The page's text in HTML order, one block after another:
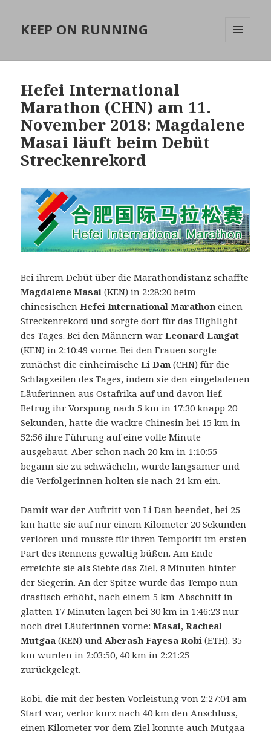
KEEP ON RUNNING
Hefei International
Marathon (CHN) am 11.
November 2018: Magdalene
Masai läuft beim Debüt
Streckenrekord
Bei ihrem Debüt über die Marathondistanz schaffte
Magdalene Masai (KEN) in 2:28:20 beim
chinesischenHefei International Marathon einen
Streckenrekord und sorgte dort für das Highlight
des Tages. Bei den Männern warLeonard Langat
(KEN) in 2:10:49 vorne.Bei den Frauen sorgte
zunächst die einheimische Li Dan (CHN) für die
Schlagzeilen des Tages, indem sie den eingeladenen
Läuferinnen aus Ostafrika auf und davon lief.
Betrug ihr Vorspung nach 5 km in 17:30 knapp 20
Sekunden, hatte die wackre Chinesin bei 15 km in
52:56 ihre Führung auf eine volle Minute
ausgebaut. Aber schon nach 20 km in 1:10:55
begann sie zu schwächeln, wurde langsamer und
die Verfolgerinnen holten sie nach 24 km ein.
Damit war der Auftritt von Li Dan beendet, bei 25
km hatte sie auf nur einem Kilometer 20 Sekunden
verloren und musste für ihren Temporitt im ersten
Part des Rennens gewaltig büßen. Am Ende
erreichte sie als Siebte das Ziel, 8 Minuten hinter
der Siegerin. An der Spitze wurde das Tempo nun
drastisch erhöht, nach einem 5 km-Abschnitt in
glatten 17 Minuten lagen bei 30 km in 1:46:23 nur
noch drei Läuferinnen vorne:Masai,Racheal
Mutgaa (KEN) und Aberash Fayesa Robi (ETH). 35
km wurden in 2:03:50, 40 km in 2:21:25
zurückgelegt.
Robi, die mit der besten Vorleistung von 2:27:04 am
Start war, verlor kurz nach 40 km den Anschluss,
einen Kilometer vor dem Ziel konnte auch Mutgaa